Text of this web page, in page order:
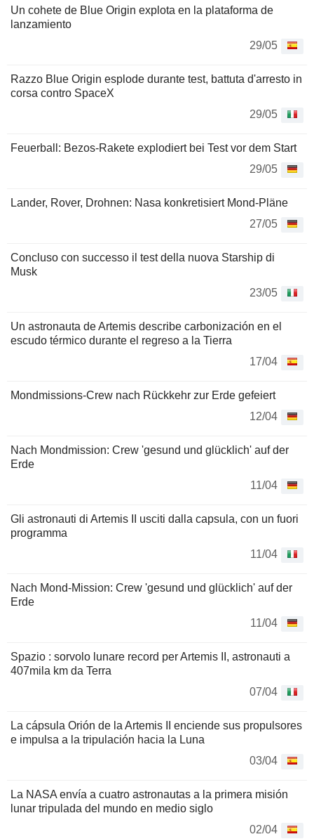
Un cohete de Blue Origin explota en la plataforma de
lanzamiento
29/05
Razzo Blue Origin esplode durante test, battuta d'arresto in
corsa contro SpaceX
29/05
Feuerball: Bezos-Rakete explodiert bei Test vor dem Start
29/05
Lander, Rover, Drohnen: Nasa konkretisiert Mond-Pläne
27/05
Concluso con successo il test della nuova Starship di
Musk
23/05
Un astronauta de Artemis describe carbonización en el
escudo térmico durante el regreso a la Tierra
17/04
Mondmissions-Crew nach Rückkehr zur Erde gefeiert
12/04
Nach Mondmission: Crew 'gesund und glücklich' auf der
Erde
11/04
Gli astronauti di Artemis II usciti dalla capsula, con un fuori
programma
11/04
Nach Mond-Mission: Crew 'gesund und glücklich' auf der
Erde
11/04
Spazio : sorvolo lunare record per Artemis II, astronauti a
407mila km da Terra
07/04
La cápsula Orión de la Artemis II enciende sus propulsores
e impulsa a la tripulación hacia la Luna
03/04
La NASA envía a cuatro astronautas a la primera misión
lunar tripulada del mundo en medio siglo
02/04